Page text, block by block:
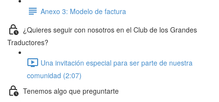
Anexo 3: Modelo de factura
¿Quieres seguir con nosotros en el Club de los Grandes
Traductores?
Una invitación especial para ser parte de nuestra
comunidad (2:07)
Tenemos algo que preguntarte